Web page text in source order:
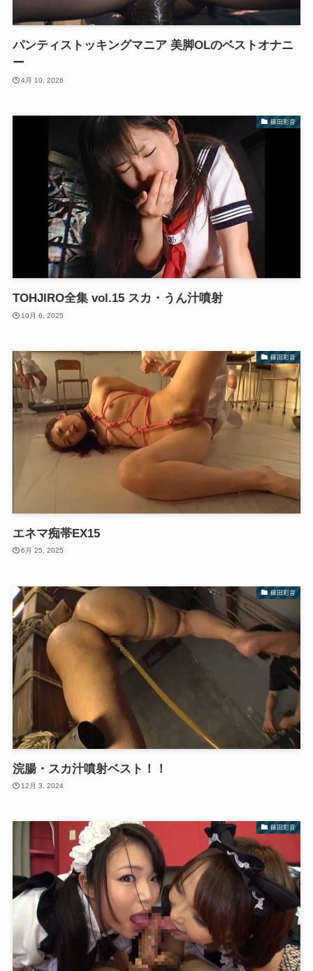
パンティストッキングマニア 美脚OLのベストオナニ
ー
4月 10, 2026
篠田彩音
TOHJIRO全集 vol.15 スカ・うん汁噴射
10月 6, 2025
篠田彩音
エネマ痴帯EX15
6月 25, 2025
篠田彩音
浣腸・スカ汁噴射ベスト！！
12月 3, 2024
篠田彩音